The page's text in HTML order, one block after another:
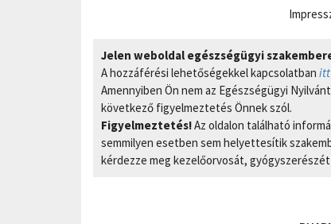
Jelen weboldal egészségügyi
A hozzáférési lehetőségekkel kapcsolatban itt
Amennyiben Ön nem az Egészségügyi
következő figyelmeztetés Önnek szól.
Figyelmeztetés!Az oldalon található
semmilyen esetben sem helyettesítik
kérdezze meg kezelőorvosát,